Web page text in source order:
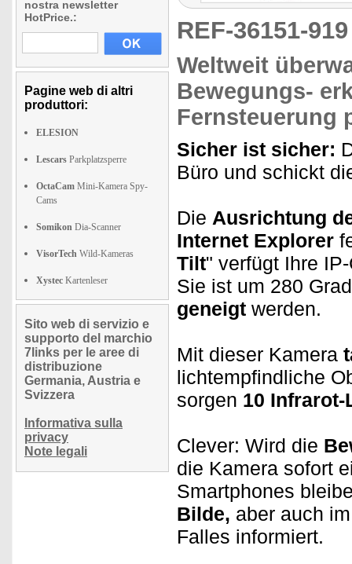
nostra newsletter
HotPrice.:
Pagine web di altri
produttori:
ELESION
Lescars Parkplatzsperre
OctaCam Mini-Kamera Spy-
Cams
Somikon Dia-Scanner
VisorTech Wild-Kameras
Xystec Kartenleser
Sito web di servizio e
supporto del marchio
7links per le aree di
distribuzione
Germania, Austria e
Svizzera
Informativa sulla
privacy
Note legali
REF-36151-
Weltweit
Bewegungs-
Fernsteuerung
Sicher ist sicher:
Büro und schickt
Die Ausrichtung
Internet Explorer
Tilt" verfügt Ihre
Sie ist um 280
geneigt werden.
Mit dieser Kamera
lichtempfindliche
sorgen 10 Infrarot-
Clever: Wird die
die Kamera sofort
Smartphones
Bilde, aber auch
Falles informiert.